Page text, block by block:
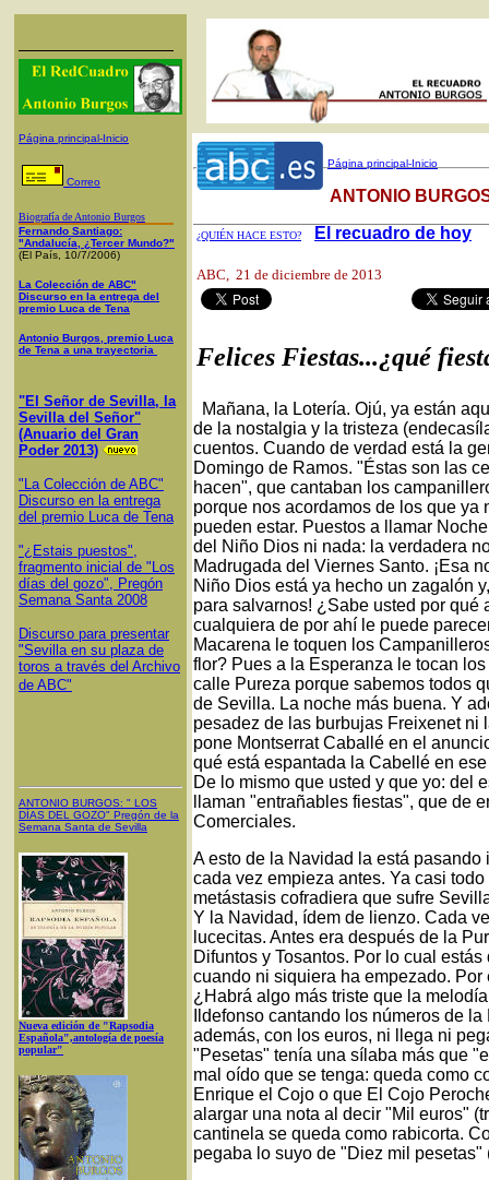
Página principal-Inicio
Correo
Biografía de Antonio Burgos
Fernando Santiago:
"Andalucía, ¿Tercer Mundo?"
(El País, 10/7/2006)
La Colección de ABC"
Discurso en la entrega del
premio Luca de Tena
Antonio Burgos, premio Luca
de Tena a una trayectoria
"El Señor de Sevilla, la
Sevilla del Señor"
(Anuario del Gran
Poder 2013)
"La Colección de ABC"
Discurso en la entrega
del premio Luca de Tena
"¿Estais puestos",
fragmento inicial de "Los
días del gozo", Pregón
Semana Santa 2008
Discurso para presentar
"Sevilla en su plaza de
toros a través del Archivo
de ABC"
ANTONIO BURGOS: " LOS
DÍAS DEL GOZO" Pregón de la
Semana Santa de Sevilla
Nueva edición de "Rapsodia
Española",antología de poesía
popular"
Página principal-Inicio
¿QUIÉN HACE ESTO? El recuadro de hoy
ANTONIO
ABC, 21 de diciembre de 2013
Felices Fiestas...¿qué
Mañana, la Lotería. Ojú, ya están
de la nostalgia y la tristeza
cuentos. Cuando de verdad está la
Domingo de Ramos. "Éstas son las
hacen", que cantaban los
porque nos acordamos de los que ya
pueden estar. Puestos a llamar
del Niño Dios ni nada: la verdadera
Madrugada del Viernes Santo. ¡Esa
Niño Dios está ya hecho un zagalón
para salvarnos! ¿Sabe usted por qué
cualquiera de por ahí le puede
Macarena le toquen los
flor? Pues a la Esperanza le tocan
calle Pureza porque sabemos todos
de Sevilla. La noche más buena. Y
pesadez de las burbujas Freixenet ni
pone Montserrat Caballé en el
qué está espantada la Cabellé en
De lo mismo que usted y que yo: del
llaman "entrañables fiestas", que de
Comerciales.
A esto de la Navidad la está
cada vez empieza antes. Ya casi
metástasis cofradiera que sufre
Y la Navidad, ídem de lienzo. Cada
lucecitas. Antes era después de la
Difuntos y Tosantos. Por lo cual
cuando ni siquiera ha empezado.
¿Habrá algo más triste que la
Ildefonso cantando los números de
además, con los euros, ni llega ni
"Pesetas" tenía una sílaba más que
mal oído que se tenga: queda como
Enrique el Cojo o que El Cojo
alargar una nota al decir "Mil euros"
cantinela se queda como rabicorta.
pegaba lo suyo de "Diez mil